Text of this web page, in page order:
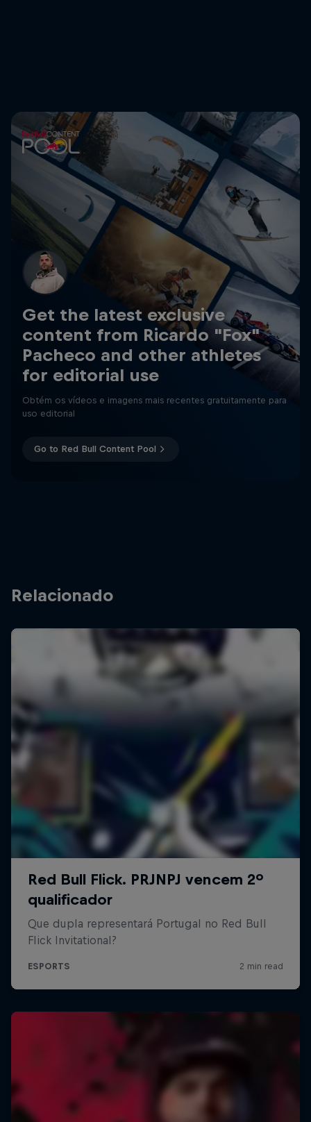
Get the latest exclusive
content from Ricardo "Fox"
Pacheco and other athletes
for editorial use
Obtém os vídeos e imagens mais recentes gratuitamente para
uso editorial
Go to Red Bull Content Pool
Relacionado